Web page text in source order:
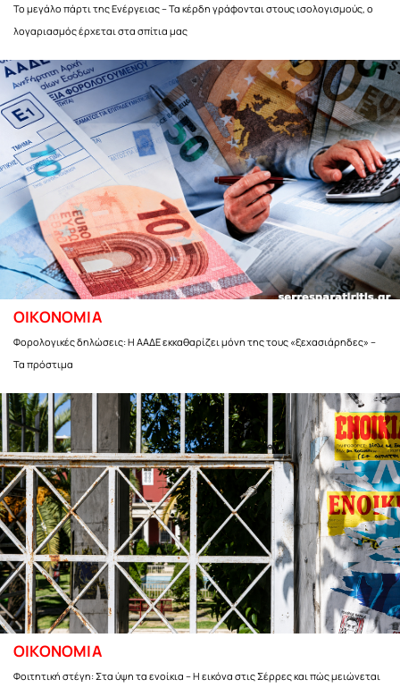
Το μεγάλο πάρτι της Ενέργειας – Τα κέρδη γράφονται στους ισολογισμούς, ο
λογαριασμός έρχεται στα σπίτια μας
ΟΙΚΟΝΟΜΙΑ
Φορολογικές δηλώσεις: Η ΑΑΔΕ εκκαθαρίζει μόνη της τους «ξεχασιάρηδες» –
Τα πρόστιμα
ΟΙΚΟΝΟΜΙΑ
Φοιτητική στέγη: Στα ύψη τα ενοίκια – Η εικόνα στις Σέρρες και πώς μειώνεται